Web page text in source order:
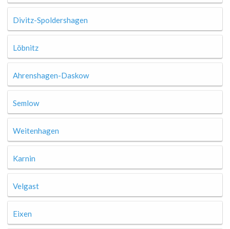
Divitz-Spoldershagen
Löbnitz
Ahrenshagen-Daskow
Semlow
Weitenhagen
Karnin
Velgast
Eixen